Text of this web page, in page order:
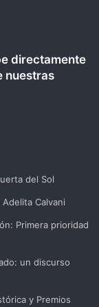
directamente
nuestras
del Sol
Calvani
Primera prioridad
un discurso
y Premios